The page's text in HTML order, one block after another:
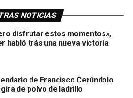
NOTICIAS
disfrutar estos momentos»,
habló trás una nueva victoria
de Francisco Cerúndolo
gira de polvo de ladrillo